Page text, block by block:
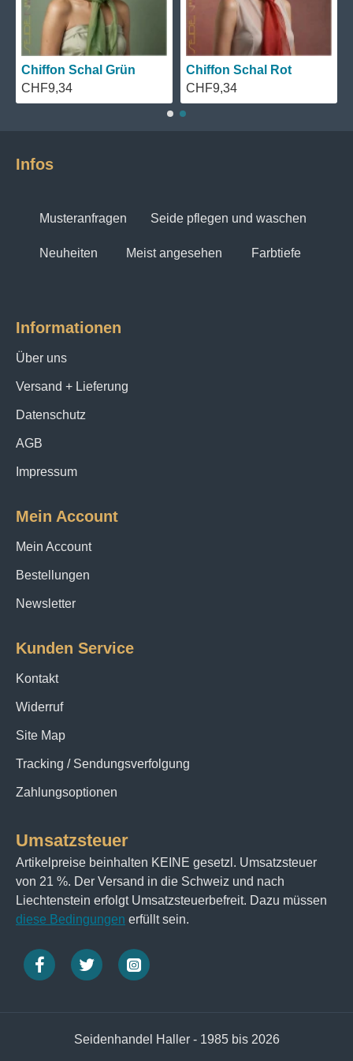
Chiffon Schal Grün
CHF9,34
Chiffon Schal Rot
CHF9,34
Infos
Musteranfragen Seide pflegen und waschen
Neuheiten Meist angesehen Farbtiefe
Informationen
Über uns
Versand + Lieferung
Datenschutz
AGB
Impressum
Mein Account
Mein Account
Bestellungen
Newsletter
Kunden Service
Kontakt
Widerruf
Site Map
Tracking / Sendungsverfolgung
Zahlungsoptionen
Umsatzsteuer
Artikelpreise beinhalten KEINE gesetzl. Umsatzsteuer
von 21 %. Der Versand in die Schweiz und nach
Liechtenstein erfolgt Umsatzsteuerbefreit. Dazu müssen
diese Bedingungen erfüllt sein.
Seidenhandel Haller - 1985 bis 2026